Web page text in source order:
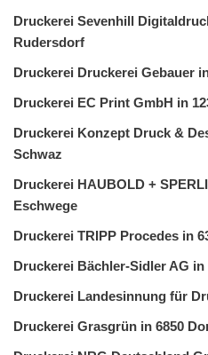
Druckerei Sevenhill
Rudersdorf
Druckerei Druckerei Gebauer
Druckerei EC Print GmbH in
Druckerei Konzept Druck &
Schwaz
Druckerei HAUBOLD +
Eschwege
Druckerei TRIPP Procedes in
Druckerei Bächler-Sidler AG in
Druckerei Landesinnung für
Druckerei Grasgrün in 6850